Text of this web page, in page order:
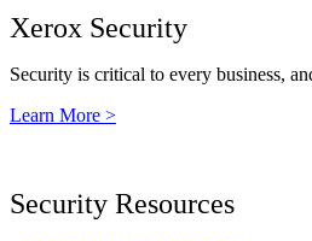
Xerox Security
Security is critical to every business,
Learn More >
Security Resources